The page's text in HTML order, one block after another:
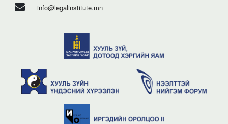
info@legalinstitute.mn